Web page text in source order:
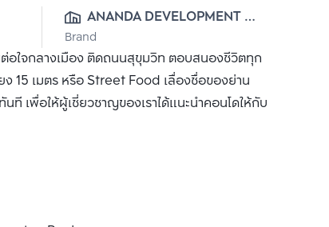
ANANDA DEVELOPMENT
PUBLIC CO., LTD.
Brand
อใจกลางเมือง ติดถนนสุขุมวิท ตอบสนองชีวิตทุก
ง 15 เมตร หรือ Street Food เลื่องชื่อของย่าน
เพื่อให้ผู้เชี่ยวชาญของเราได้แนะนำคอนโดให้กับ